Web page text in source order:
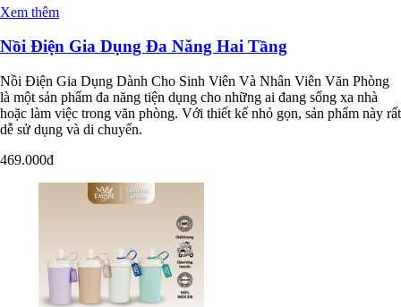
Xem thêm
Nồi Điện Gia Dụng Đa Năng Hai Tầng
Nồi Điện Gia Dụng Dành Cho Sinh Viên Và Nhân Viên Văn Phòng
là một sản phẩm đa năng tiện dụng cho những ai đang sống xa nhà
hoặc làm việc trong văn phòng. Với thiết kế nhỏ gọn, sản phẩm này rất
dễ sử dụng và di chuyển.
469.000đ